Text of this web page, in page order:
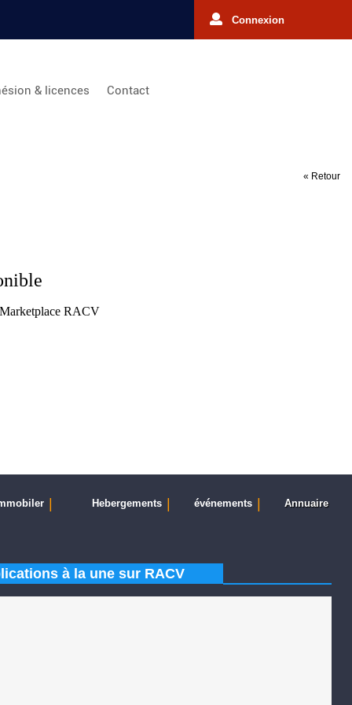
Connexion
& licences Contact
« Retour
RACV
Hebergements événements Annuaire
à la une sur RACV